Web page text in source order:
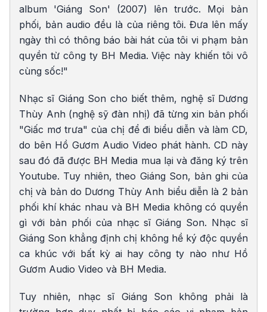
album 'Giáng Son' (2007) lên trước. Mọi bản
phối, bản audio đều là của riêng tôi. Đưa lên mấy
ngày thì có thông báo bài hát của tôi vi phạm bản
quyền từ công ty BH Media. Việc này khiến tôi vô
cùng sốc!"
Nhạc sĩ Giáng Son cho biết thêm, nghệ sĩ Dương
Thùy Anh (nghệ sỹ đàn nhị) đã từng xin bản phối
"Giấc mơ trưa" của chị để đi biểu diễn và làm CD,
do bên Hồ Gươm Audio Video phát hành. CD này
sau đó đã được BH Media mua lại và đăng ký trên
Youtube. Tuy nhiên, theo Giáng Son, bản ghi của
chị và bản do Dương Thùy Anh biểu diễn là 2 bản
phối khí khác nhau và BH Media không có quyền
gì với bản phối của nhạc sĩ Giáng Son. Nhạc sĩ
Giáng Son khẳng định chị không hề ký độc quyền
ca khúc với bất kỳ ai hay công ty nào như Hồ
Gươm Audio Video và BH Media.
Tuy nhiên, nhạc sĩ Giáng Son không phải là